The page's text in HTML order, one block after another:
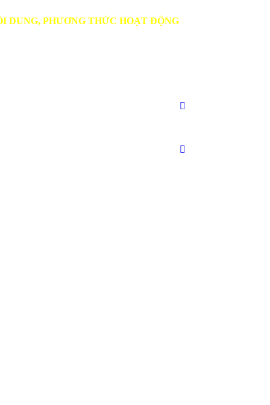
THỨC HOẠT ĐỘNG